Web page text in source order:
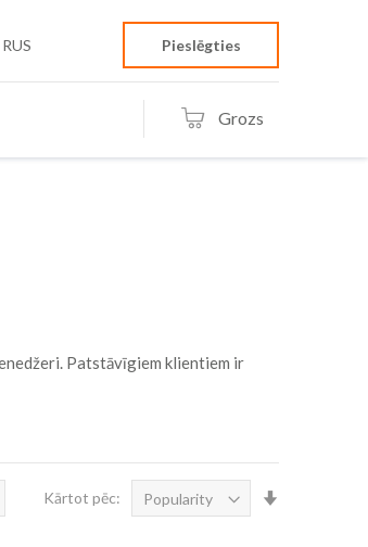
RUS Pieslēgties
Grozs
Patstāvīgiem klientiem ir
Kārtot pēc: